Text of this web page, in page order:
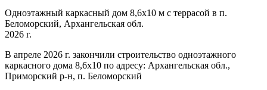
Одноэтажный каркасный дом 8,6х10 м с террасой в п.
Беломорский, Архангельская обл.
2026 г.
В апреле 2026 г. закончили строительство одноэтажного
каркасного дома 8,6х10 по адресу: Архангельская обл.,
Приморский р-н, п. Беломорский